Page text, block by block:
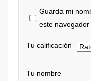
Tu nombre
Guarda mi
este
Tu calificación